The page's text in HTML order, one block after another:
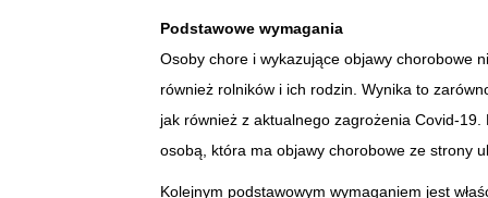
Podstawowe wymagania
Osoby chore i wykazujące objawy chorobowe
również rolników i ich rodzin. Wynika to
jak również z aktualnego zagrożenia Covid-
osobą, która ma objawy chorobowe ze strony
Kolejnym podstawowym wymaganiem jest